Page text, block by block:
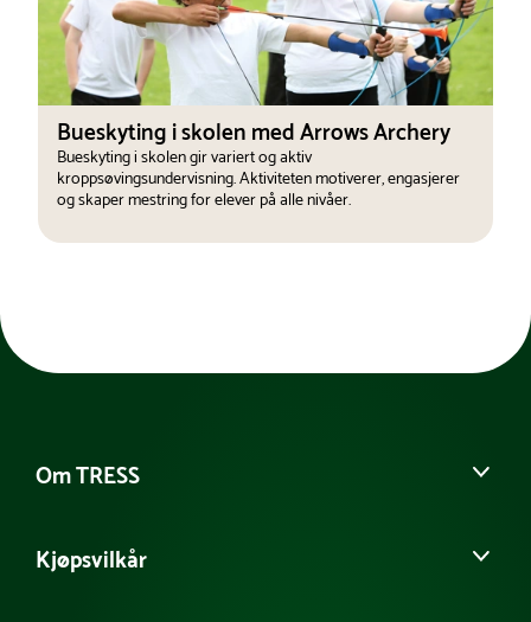
Bueskyting i skolen med Arrows Archery
Bueskyting i skolen gir variert og aktiv
kroppsøvingsundervisning. Aktiviteten motiverer, engasjerer
og skaper mestring for elever på alle nivåer.
Om TRESS
Vår historie
Kjøpsvilkår